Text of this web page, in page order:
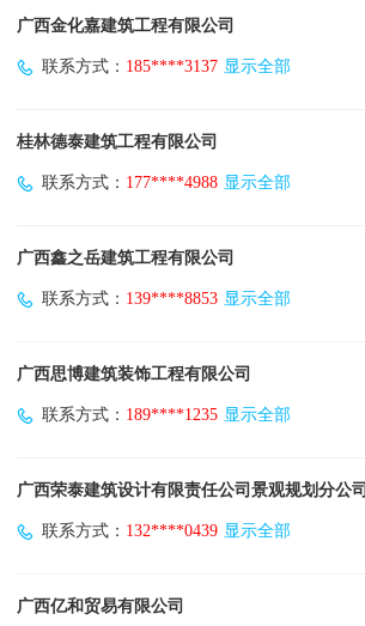
广西金化嘉建筑工程有限公司
联系方式： 185****3137 显示全部
桂林德泰建筑工程有限公司
联系方式： 177****4988 显示全部
广西鑫之岳建筑工程有限公司
联系方式： 139****8853 显示全部
广西思博建筑装饰工程有限公司
联系方式： 189****1235 显示全部
广西荣泰建筑设计有限责任公司景观规划分公司
联系方式： 132****0439 显示全部
广西亿和贸易有限公司